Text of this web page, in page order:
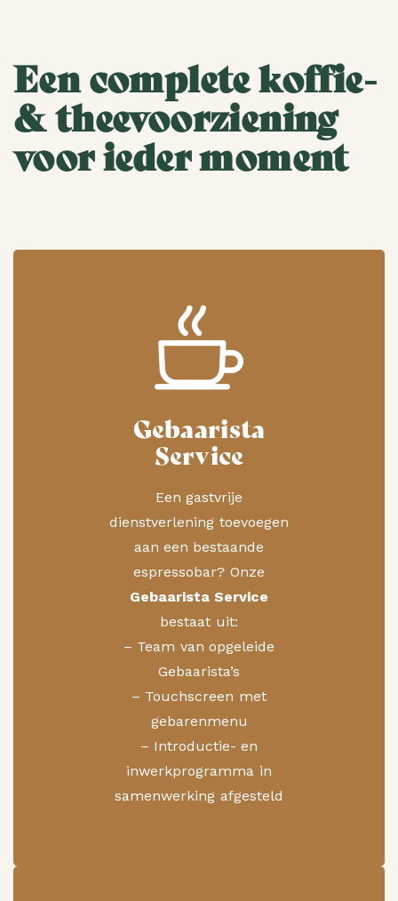
Een complete koffie-
& theevoorziening
voor ieder moment
Gebaarista
Service
Een gastvrije
dienstverlening toevoegen
aan een bestaande
espressobar? Onze
Gebaarista Service
bestaat uit:
– Team van opgeleide
Gebaarista’s
– Touchscreen met
gebarenmenu
– Introductie- en
inwerkprogramma in
samenwerking afgesteld